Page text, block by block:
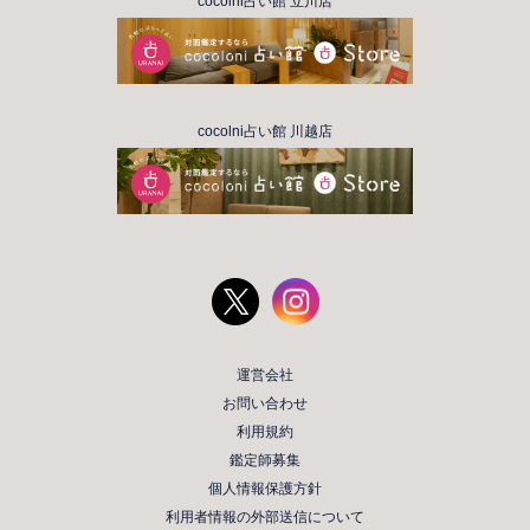
cocolni占い館 川越店
運営会社
お問い合わせ
利用規約
鑑定師募集
個人情報保護方針
利用者情報の外部送信について